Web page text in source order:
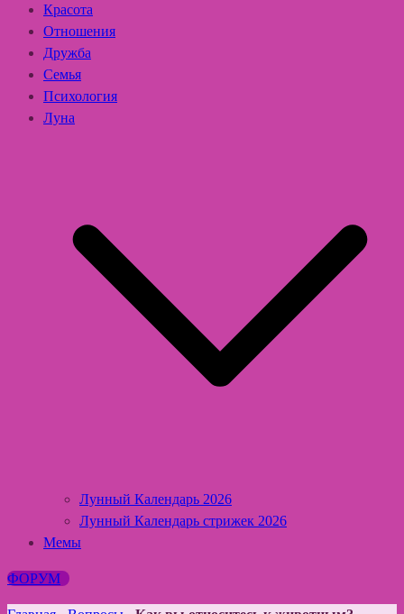
Красота
Отношения
Дружба
Семья
Психология
Луна
Лунный Календарь 2026
Лунный Календарь стрижек 2026
Мемы
ФОРУМ